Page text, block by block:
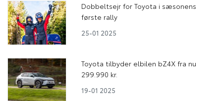
Dobbeltsejr for Toyota i sæsonens
første rally
25-01 2025
Toyota tilbyder elbilen bZ4X fra nu
299.990 kr.
19-01 2025